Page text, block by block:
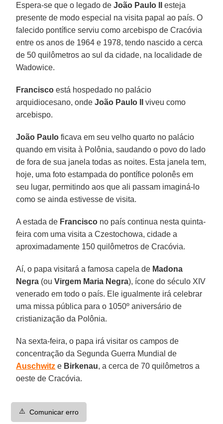
Espera-se que o legado deJoão Paulo II
esteja
presente de modo especial na visita papal ao país. O
falecido pontífice serviu como arcebispo de Cracóvia
entre os anos de 1964 e 1978, tendo nascido a cerca
de 50 quilômetros ao sul da cidade, na localidade de
Wadowice.
Francisco está hospedado no palácio
arquidiocesano, ondeJoão Paulo II
viveu como
arcebispo.
João Paulo ficava em seu velho quarto no palácio
quando em visita à Polônia, saudando o povo do lado
de fora de sua janela todas as noites. Esta janela tem,
hoje, uma foto estampada do pontífice polonês em
seu lugar, permitindo aos que ali passam imaginá-lo
como se ainda estivesse de visita.
A estada de Francisco no país continua nesta quinta-
feira com uma visita a Czestochowa, cidade a
aproximadamente 150 quilômetros de Cracóvia.
Aí, o papa visitará a famosa capela de Madona
Negra (ouVirgem Maria Negra), ícone do século XIV
venerado em todo o país. Ele igualmente irá celebrar
uma missa pública para o 1050º aniversário de
cristianização da Polônia.
Na sexta-feira, o papa irá visitar os campos de
concentração da Segunda Guerra Mundial de
Auschwitz e Birkenau, a cerca de 70 quilômetros a
oeste de Cracóvia.
⚠️ Comunicar erro